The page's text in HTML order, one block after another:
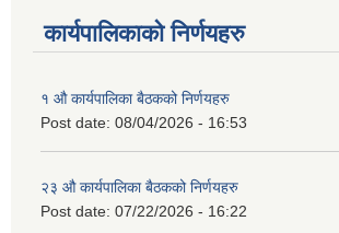
कार्यपालिकाको निर्णयहरु
१ औ कार्यपालिका बैठकको निर्णयहरु
Post date: 08/04/2026 - 16:53
२३ औ कार्यपालिका बैठकको निर्णयहरु
Post date: 07/22/2026 - 16:22